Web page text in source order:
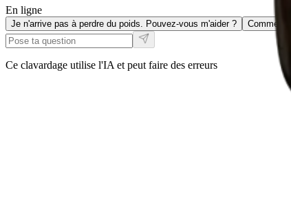
En ligne
Je n'arrive pas à perdre du poids. Pouvez-vous m'aider ? Comment
Ce clavardage utilise l'IA et peut faire des erreurs